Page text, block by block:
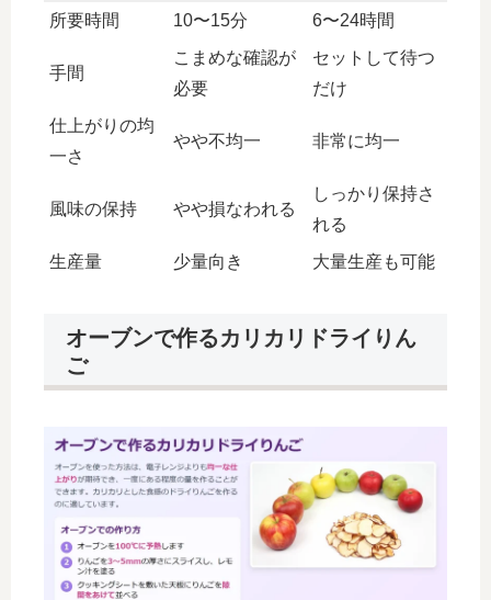
所要時間
10〜15分 6〜24時間
手間
こまめな確認が
必要
セットして待つ
だけ
仕上がりの均
一さ
やや不均一 非常に均一
風味の保持 やや損なわれる
しっかり保持さ
れる
生産量
少量向き 大量生産も可能
オーブンで作るカリカリドライりん
ご